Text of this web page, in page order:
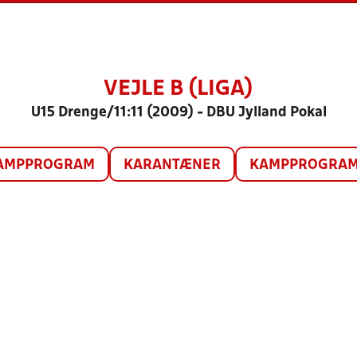
VEJLE B (LIGA)
U15 Drenge/11:11 (2009) - DBU Jylland Pokal
KARANTÆNER